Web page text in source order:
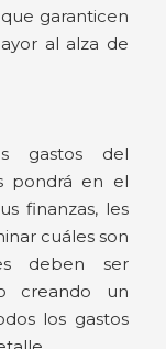
garanticen
al alza de
gastos del
pondrá en el
finanzas, les
cuáles son
deben ser
creando un
los gastos